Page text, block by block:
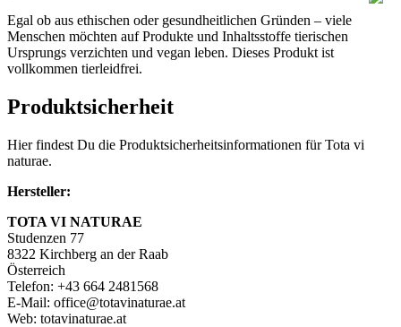
Egal ob aus ethischen oder gesundheitlichen Gründen – viele
Menschen möchten auf Produkte und Inhaltsstoffe tierischen
Ursprungs verzichten und vegan leben. Dieses Produkt ist
vollkommen tierleidfrei.
Produktsicherheit
Hier findest Du die Produktsicherheitsinformationen für Tota vi
naturae.
Hersteller:
TOTA VI NATURAE
Studenzen 77
8322 Kirchberg an der Raab
Österreich
Telefon: +43 664 2481568
E-Mail: office@totavinaturae.at
Web: totavinaturae.at